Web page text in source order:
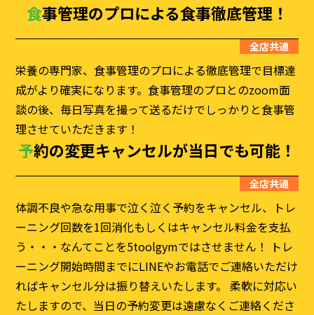
食事管理のプロによる食事徹底管理！
全店共通
栄養の専門家、食事管理のプロによる徹底管理で目標達
成がより確実になります。食事管理のプロとのzoom面
談の後、毎日写真を撮って送るだけでしっかりと食事管
理させていただきます！
予約の変更キャンセルが当日でも可能！
全店共通
体調不良や急な用事で泣く泣く予約をキャンセル、トレ
ーニング回数を1回消化もしくはキャンセル料金を支払
う・・・なんてことを5toolgymではさせません！ トレ
ーニング開始時間までにLINEやお電話でご連絡いただけ
ればキャンセル分は振り替えいたします。 柔軟に対応い
たしますので、当日の予約変更は遠慮なくご連絡くださ